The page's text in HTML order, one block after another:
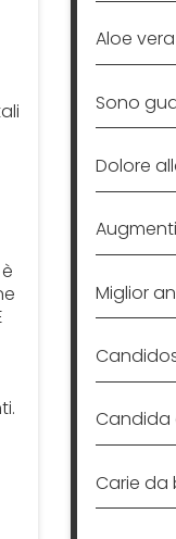
Aloe
Sono
Dolore
Miglior
Candida
Carie da